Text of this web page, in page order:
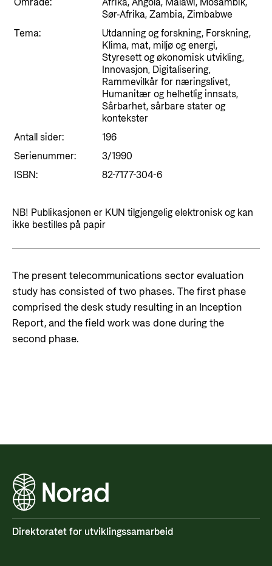
Styresett og økonomisk utvikling
For næringslivet
Statsgarantiordningen for investeringer i
Norad - Partnerskap med privat sektor
Viktige dokumenter og lenker
Partnerfordeling
Norads Varslingstjeneste
Presse og media
Postjournal
Personvern
Sør-Afrika, Zambia, Zimbabwe
Tema:
Utdanning og forskning, Forskning,
Klima, mat, miljø og energi,
Styresett og økonomisk utvikling,
Innovasjon, Digitalisering,
Rammevilkår for næringslivet,
Humanitær og helhetlig innsats,
Sårbarhet, sårbare stater og
kontekster
Antall sider:
196
Serienummer:
3/1990
ISBN:
82-7177-304-6
NB! Publikasjonen er KUN tilgjengelig elektronisk og kan
ikke bestilles på papir
The present telecommunications sector evaluation
study has consisted of two phases. The first phase
comprised the desk study resulting in an Inception
Report, and the field work was done during the
second phase.
Direktoratet for utviklingssamarbeid